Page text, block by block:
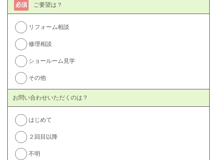
ご要望は？
必須
リフォーム相談
修理相談
ショールーム見学
その他
お問い合わせいただくのは？
はじめて
２回目以降
不明